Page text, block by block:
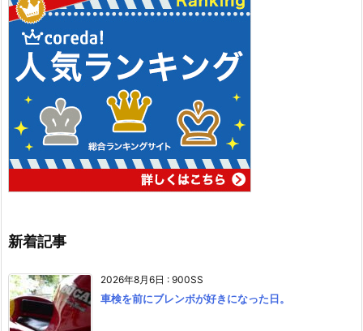
新着記事
2026年8月6日 : 900SS
車検を前にブレンボが好きになった日。